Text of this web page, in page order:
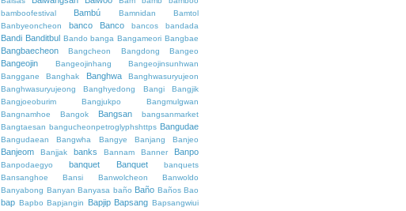
bamboofestival
Bambú Bamnidan
Bamtol
Banbyeoncheon
banco Banco bancos bandada
Bandi Banditbul Bando banga Bangameori Bangbae
Bangbaecheon Bangcheon Bangdong Bangeo
Bangeojin Bangeojinhang
Bangeojinsunhwan
Banggane
Banghak Banghwa
Banghwasuryujeon
Banghwasuryujeong
Banghyedong Bangi
Bangjik
Bangjoeoburim
Bangjukpo
Bangmulgwan
Bangnamhoe
Bangok Bangsan
bangsanmarket
Bangtaesan bangucheonpetroglyphshttps Bangudae
Bangudaean Bangwha Bangye Banjang Banjeo
Banjeom Banjjak banks Bannam Banner Banpo
Banpodaegyo banquet Banquet
banquets
Bansanghoe
Bansi Banwolcheon
Banwoldo
Banyabong Banyan Banyasa baño Baño Baños Bao
bap Bapbo Bapjangin Bapjip Bapsang Bapsangwiui